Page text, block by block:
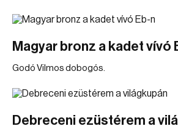
Magyar bronz a kadet vívó
Godó Vilmos dobogós.
Debreceni ezüstérem a